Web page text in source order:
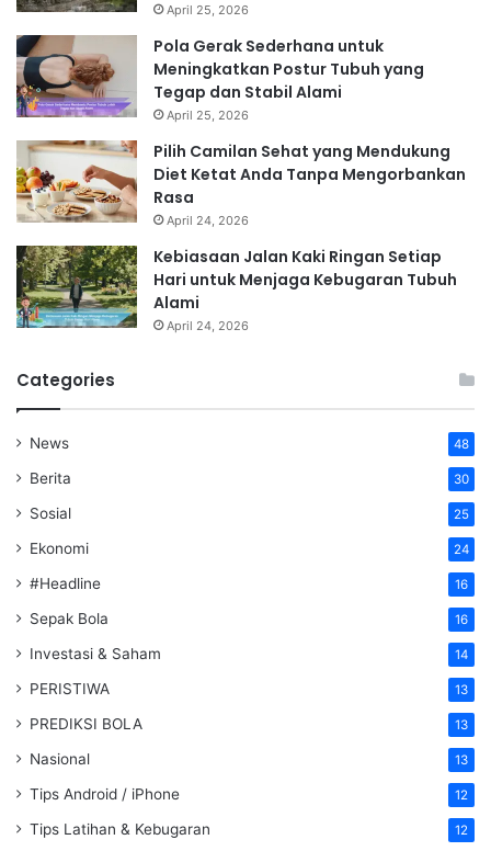
April 25, 2026
Pola Gerak Sederhana untuk
Meningkatkan Postur Tubuh yang
Tegap dan Stabil Alami
April 25, 2026
Pilih Camilan Sehat yang Mendukung
Diet Ketat Anda Tanpa Mengorbankan
Rasa
April 24, 2026
Kebiasaan Jalan Kaki Ringan Setiap
Hari untuk Menjaga Kebugaran Tubuh
Alami
April 24, 2026
Categories
News 48
Berita 30
Sosial 25
Ekonomi 24
#Headline 16
Sepak Bola 16
Investasi & Saham 14
PERISTIWA 13
PREDIKSI BOLA 13
Nasional 13
Tips Android / iPhone 12
Tips Latihan & Kebugaran 12